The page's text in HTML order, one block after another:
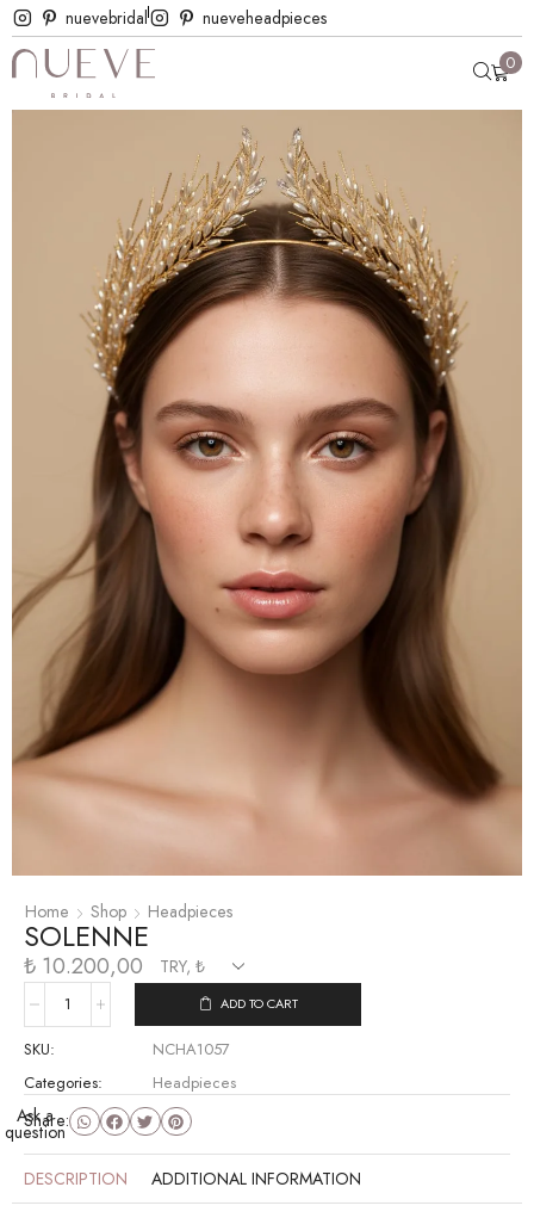
nuevebridal nueveheadpieces
0
Home Shop Headpieces
SOLENNE
₺ 10.200,00
ADD TO CART
SKU:
NCHA1057
Categories:
Headpieces
Ask a
question
Share:
DESCRIPTION ADDITIONAL INFORMATION